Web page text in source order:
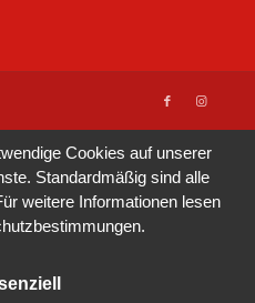
Cookies auf unserer
Standardmäßig sind alle
weitere Informationen lesen
.